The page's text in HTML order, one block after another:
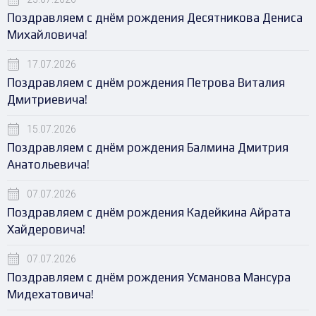
Поздравляем с днём рождения Десятникова Дениса
Михайловича!
17.07.2026
Поздравляем с днём рождения Петрова Виталия
Дмитриевича!
15.07.2026
Поздравляем с днём рождения Балмина Дмитрия
Анатольевича!
07.07.2026
Поздравляем с днём рождения Кадейкина Айрата
Хайдеровича!
07.07.2026
Поздравляем с днём рождения Усманова Мансура
Мидехатовича!